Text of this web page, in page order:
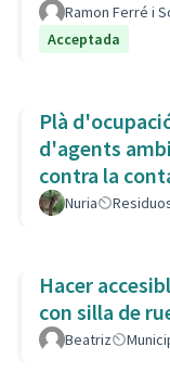
Ramon Ferré i
Acceptada
Plà
d'agents
contra la
de la Còvid-19
Nuria
Hacer
con silla de
Beatriz